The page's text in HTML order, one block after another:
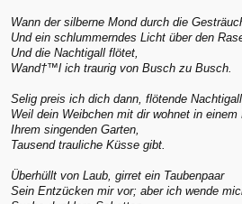
Wann der silberne Mond durch die
Und ein schlummerndes Licht über den
Und die Nachtigall flötet,
Wand†™l ich traurig von Busch zu Busch.
Selig preis ich dich dann, flötende
Weil dein Weibchen mit dir wohnet in einem
Ihrem singenden Garten,
Tausend trauliche Küsse gibt.
Überhüllt von Laub, girret ein Taubenpaar
Sein Entzücken mir vor; aber ich wende